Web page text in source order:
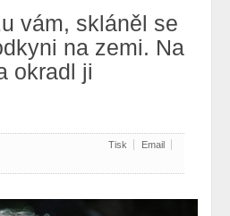
vám, skláněl se
na zemi. Na
okradl ji
Tisk Email